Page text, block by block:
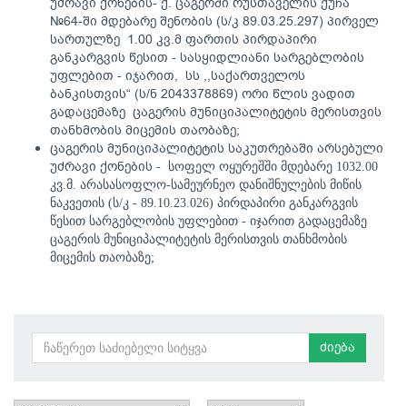
№64-ში მდებარე შენობის (ს/კ 89.03.25.297) პირველ
სართულზე 1.00 კვ.მ ფართის პირდაპირი
განკარგვის წესით - სასყიდლიანი სარგებლობის
უფლებით - იჯარით, სს ,,საქართველოს
ბანკისთვის“ (ს/ნ 2043378869) ორი წლის ვადით
გადაცემაზე ცაგერის მუნიციპალიტეტის მერისთვის
თანხმობის მიცემის თაობაზე;
ცაგერის მუნიციპალიტეტის საკუთრებაში არსებული
უძრავი ქონების - სოფელ ოყურეშში მდებარე 1032.00
კვ.მ. არასასოფლო-სამეურნეო დანიშნულების მიწის
ნაკვეთის (ს/კ - 89.10.23.026) პირდაპირი განკარგვის
წესით სარგებლობის უფლებით - იჯარით გადაცემაზე
ცაგერის მუნიციპალიტეტის მერისთვის თანხმობის
მიცემის თაობაზე;
ძიება